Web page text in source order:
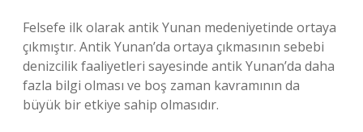
Felsefe ilk olarak antik Yunan medeniyetinde ortaya
çıkmıştır. Antik Yunan’da ortaya çıkmasının sebebi
denizcilik faaliyetleri sayesinde antik Yunan’da daha
fazla bilgi olması ve boş zaman kavramının da
büyük bir etkiye sahip olmasıdır.